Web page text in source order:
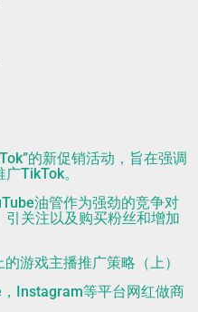
的新促销活动，旨在强调
TikTok。
油管作为强劲的竞争对
关注以及购买粉丝和增加
游戏主播推广策略（上）
Instagram等平台网红做商